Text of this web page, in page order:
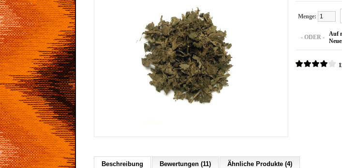
Menge:
- ODER -
Auf
Beschreibung Bewertungen (11) Ähnliche Produkte (4)